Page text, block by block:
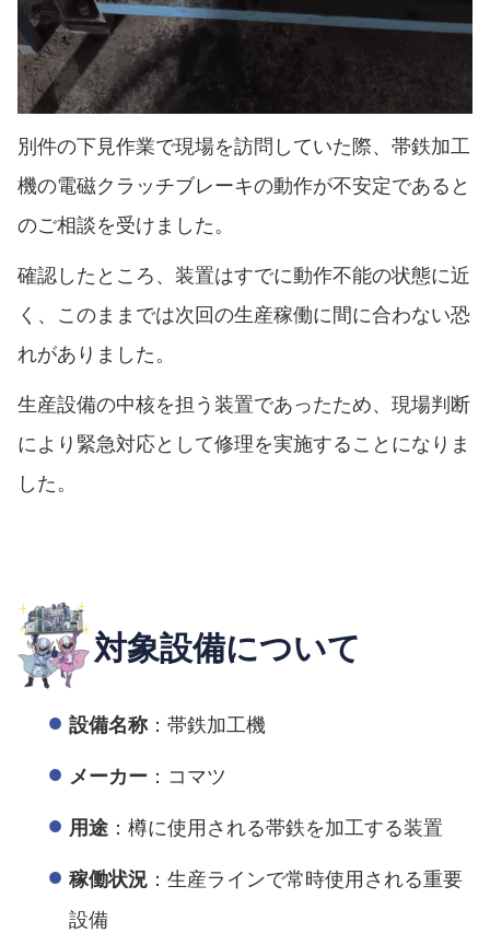
別件の下見作業で現場を訪問していた際、帯鉄加工
機の電磁クラッチブレーキの動作が不安定であると
のご相談を受けました。
確認したところ、装置はすでに動作不能の状態に近
く、このままでは次回の生産稼働に間に合わない恐
れがありました。
生産設備の中核を担う装置であったため、現場判断
により緊急対応として修理を実施することになりま
した。
対象設備について
設備名称 ：帯鉄加工機
メーカー ：コマツ
用途 ：樽に使用される帯鉄を加工する装置
稼働状況 ：生産ラインで常時使用される重要
設備